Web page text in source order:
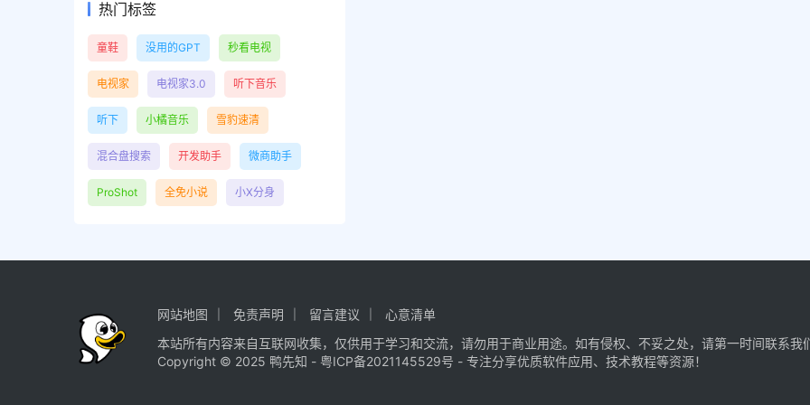
热门标签
童鞋 没用的GPT 秒看电视
电视家 电视家3.0 听下音乐
听下 小橘音乐 雪豹速清
混合盘搜索 开发助手 微商助手
ProShot 全免小说 小X分身
网站地图 免责声明 留言建议
心意清单
本站所有内容来自互联网收集，仅供用于学习和交流，请勿用于商业用途。如有侵权、不妥之处，请第一时间联系我
Copyright © 2025 鸭先知 -粤ICP备2021145529号 - 专注分享优质软件应用、技术教程等资源！